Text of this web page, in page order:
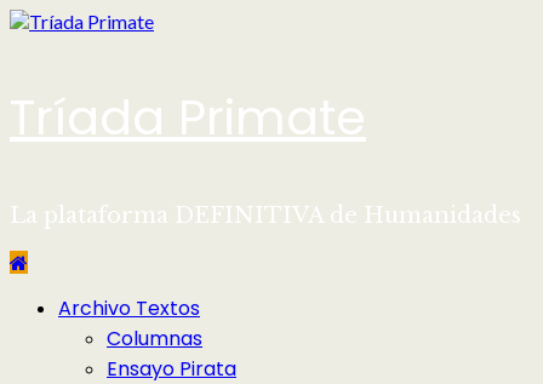
Saltar
Tríada Primate
La plataforma DEFINITIVA de Humanidades
Menú Archivo Textos
Columnas
Ensayo Pirata